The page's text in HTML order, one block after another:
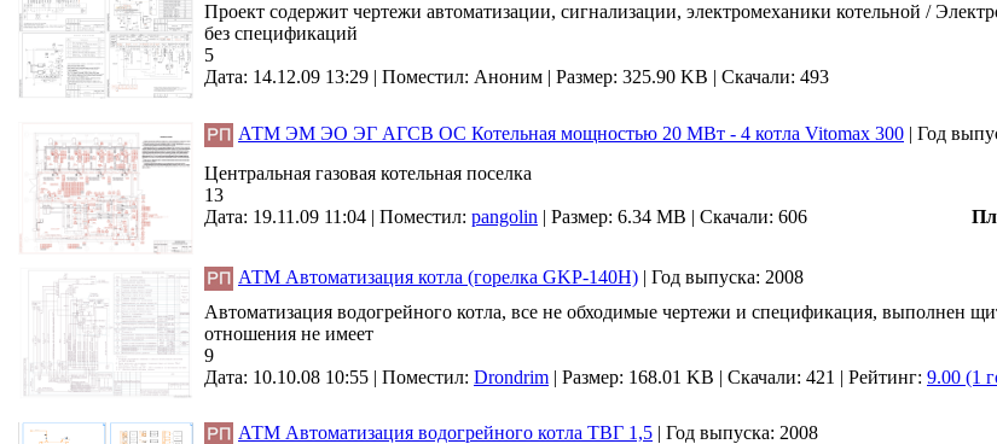
Проект содержит чертежи автоматизации, сигнализации, электромеханики котельной /
без спецификаций
5
Дата: 14.12.09 13:29 | Поместил: Аноним | Размер: 325.90 KB | Скачали: 493
АТМ ЭМ ЭО ЭГ АГСВ ОС Котельная мощностью 20 МВт - 4 котла Vitomax 300 | Год
Центральная газовая котельная поселка
13
Дата: 19.11.09 11:04 | Поместил: pangolin | Размер: 6.34 MB | Скачали: 606
АТМ Автоматизация котла (горелка GKP-140Н) | Год выпуска: 2008
Автоматизация водогрейного котла, все не обходимые чертежи и спецификация, выполнен
отношения не имеет
9
Дата: 10.10.08 10:55 | Поместил: Drondrim | Размер: 168.01 KB | Скачали: 421 | Рейтинг: 9.00 (1
АТМ Автоматизация водогрейного котла ТВГ 1,5 | Год выпуска: 2008